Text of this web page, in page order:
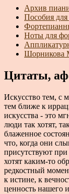
Архив
Пособия
Ноты для
Шорникова
Цитаты,
Искусство тем, с
тем ближе к
искусства - это
люди так хотят,
блаженное
что, когда они
присутствуют
хотят каким-то
редкостный
к истине, к
ценность нашего